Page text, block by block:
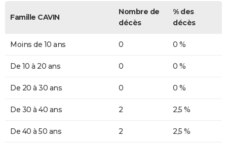
Famille CAVIN
Nombre de
décès
% des
décès
Moins de 10 ans 0 0 %
De 10 à 20 ans 0 0 %
De 20 à 30 ans 0 0 %
De 30 à 40 ans 2 2,5 %
De 40 à 50 ans 2 2,5 %